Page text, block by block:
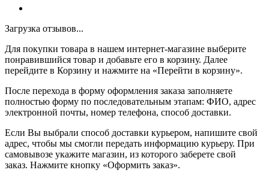
Загрузка отзывов...
Для покупки товара в нашем интернет-магазине выберите
понравившийся товар и добавьте его в корзину. Далее
перейдите в Корзину и нажмите на «Перейти в корзину».
После перехода в форму оформления заказа заполняете
полностью форму по последовательным этапам: ФИО, адрес
электронной почты, номер телефона, способ доставки.
Если Вы выбрали способ доставки курьером, напишите свой
адрес, чтобы мы смогли передать информацию курьеру. При
самовывозе укажите магазин, из которого заберете свой
заказ. Нажмите кнопку «Оформить заказ».